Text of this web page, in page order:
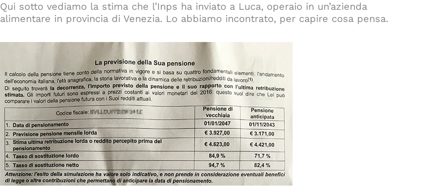
Qui sotto vediamo la stima che l’Inps ha inviato a Luca, operaio in un’azienda
alimentare in provincia di Venezia. Lo abbiamo incontrato, per capire cosa pensa.